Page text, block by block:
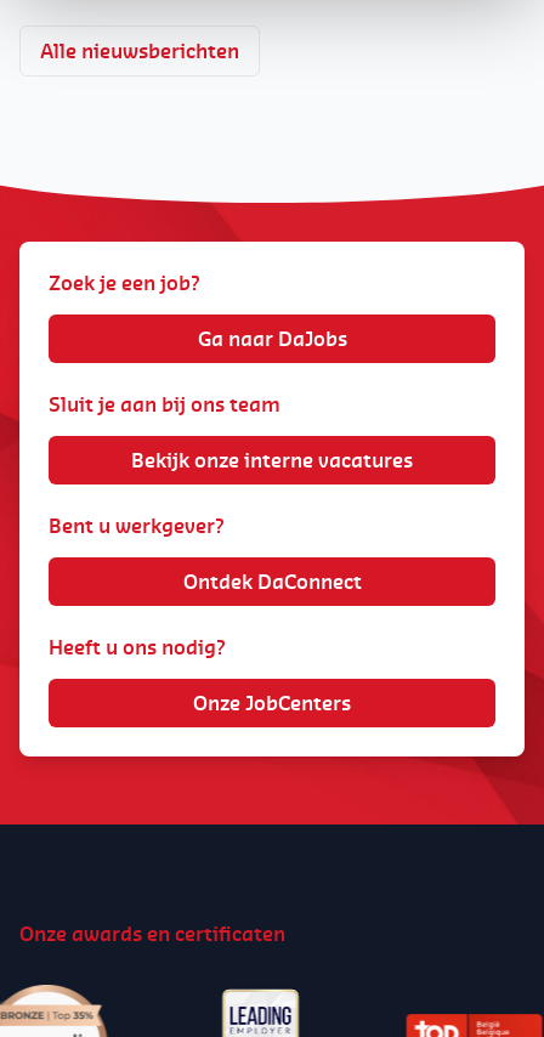
Alle nieuwsberichten
Zoek je een job?
Ga naar DaJobs
Sluit je aan bij ons team
Bekijk onze interne vacatures
Bent u werkgever?
Ontdek DaConnect
Heeft u ons nodig?
Onze JobCenters
Onze awards en certificaten